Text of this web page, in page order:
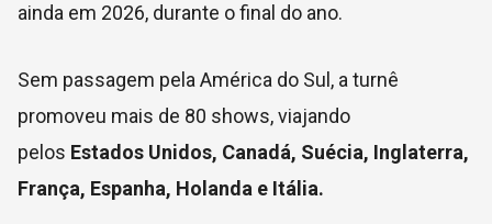
ainda em 2026, durante o final do ano.
Sem passagem pela América do Sul, a turnê
promoveu mais de 80 shows, viajando
pelos Estados Unidos, Canadá, Suécia, Inglaterra,
França, Espanha, Holanda e Itália.